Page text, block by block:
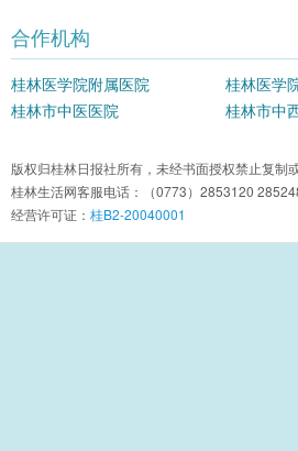
合作机构
桂林医学院附属医院 桂林医学
桂林市中医医院 桂林市中
版权归桂林日报社所有，未经书面授权禁止复制
桂林生活网客服电话：（0773）2853120
经营许可证： 桂B2-20040001